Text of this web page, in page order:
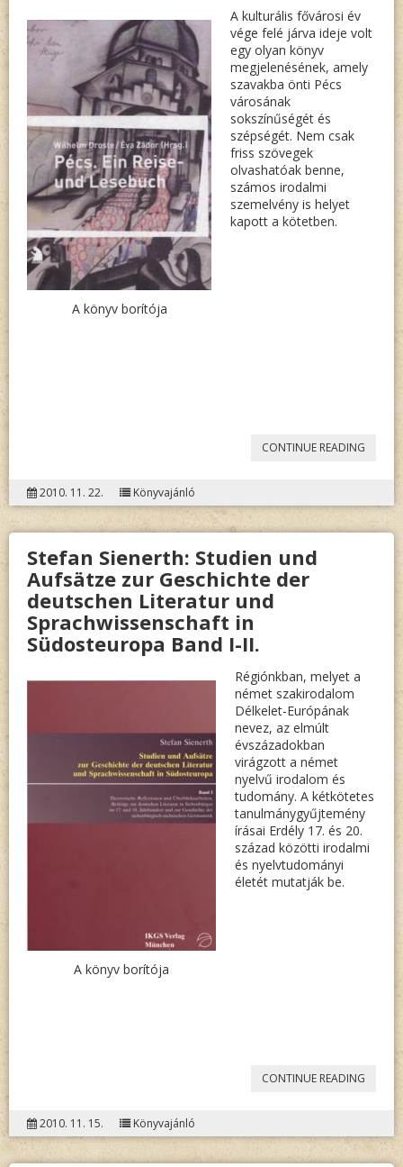
A könyv borítója
A kulturális fővárosi év
vége felé járva ideje volt
egy olyan könyv
megjelenésének, amely
szavakba önti Pécs
városának
sokszínűségét és
szépségét. Nem csak
friss szövegek
olvashatóak benne,
számos irodalmi
szemelvény is helyet
kapott a kötetben.
CONTINUE READING
ZÁDOR
2010. 11. 22. Könyvajánló
Stefan Sienerth: Studien und
Aufsätze zur Geschichte der
deutschen Literatur und
Sprachwissenschaft in
Südosteuropa Band I-II.
A könyv borítója
Régiónkban, melyet a
német szakirodalom
Délkelet-Európának
nevez, az elmúlt
évszázadokban
virágzott a német
nyelvű irodalom és
tudomány. A kétkötetes
tanulmánygyűjtemény
írásai Erdély 17. és 20.
század közötti irodalmi
és nyelvtudományi
életét mutatják be.
CONTINUE READING
UND
2010. 11. 15. Könyvajánló